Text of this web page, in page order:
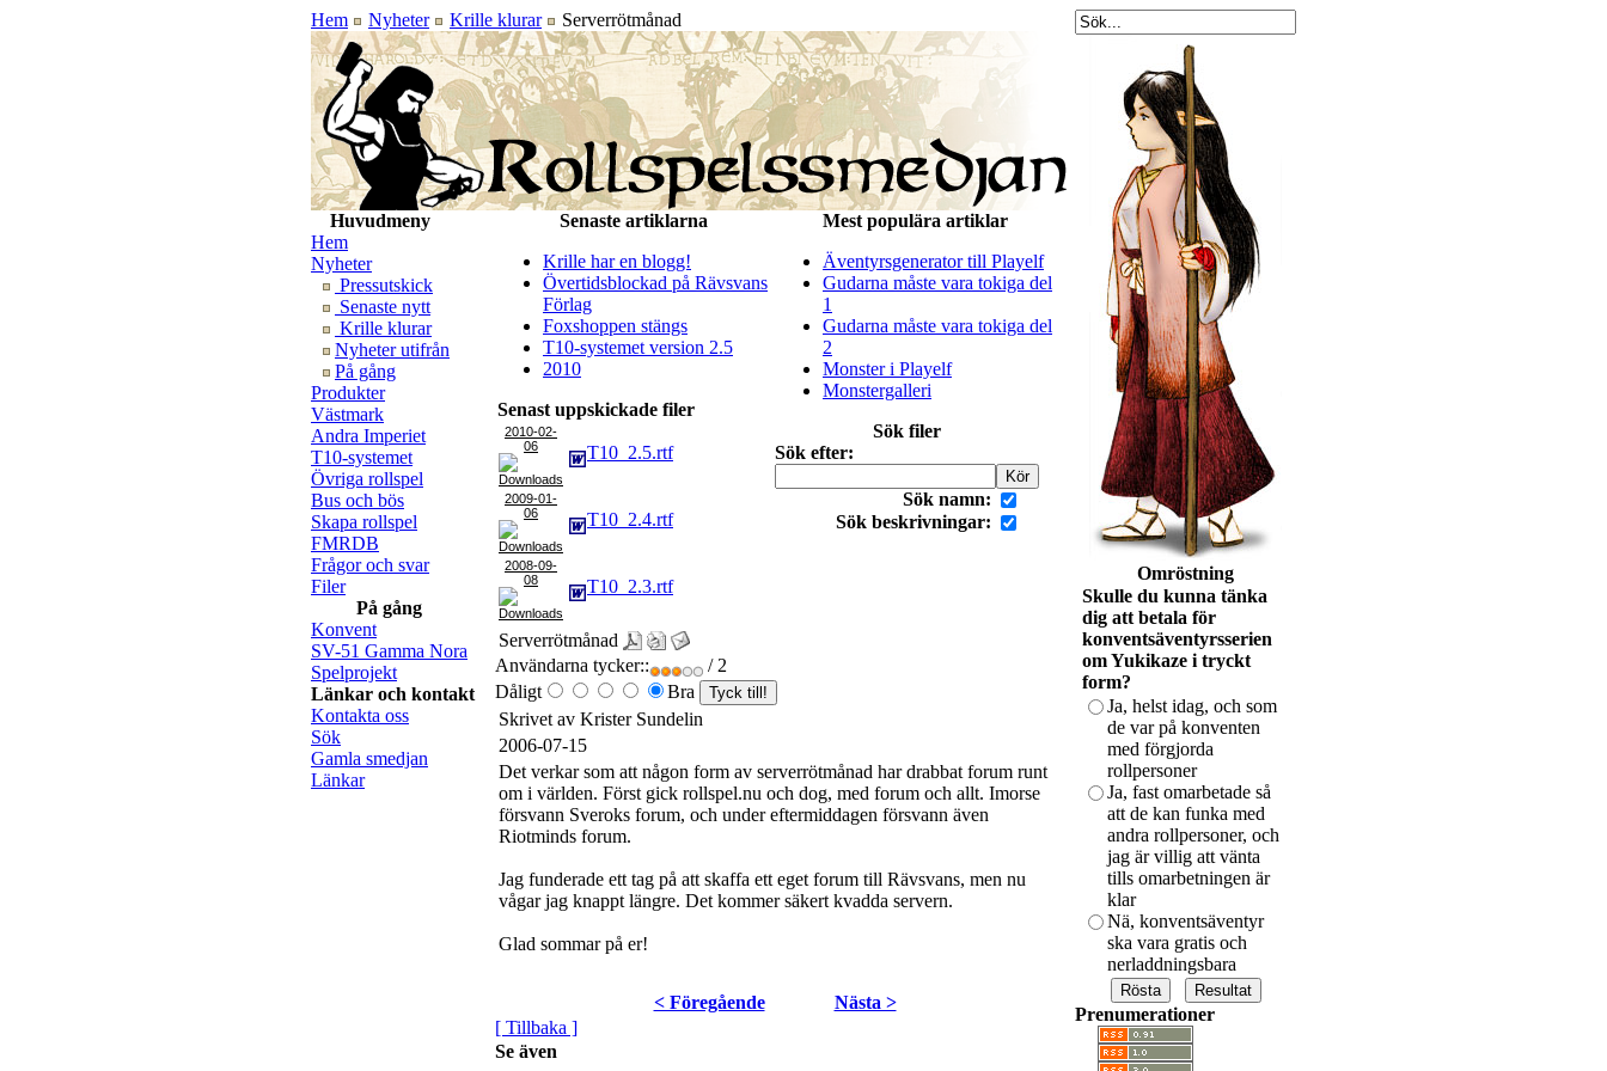
Hem Nyheter Krille klurar Serverrötmånad
Huvudmeny
Hem
Nyheter
Pressutskick
Senaste nytt
Krille klurar
Nyheter utifrån
På gång
Produkter
Västmark
Andra Imperiet
T10-systemet
Övriga rollspel
Bus och bös
Skapa rollspel
FMRDB
Frågor och svar
Filer
På gång
Konvent
SV-51 Gamma Nora
Spelprojekt
Länkar och kontakt
Kontakta oss
Sök
Gamla smedjan
Länkar
Senaste artiklarna
Krille har en blogg!
Övertidsblockad på Rävsvans
Förlag
Foxshoppen stängs
T10-systemet version 2.5
2010
Senast uppskickade filer
2010-02-
06
T10_2.5.rtf
2009-01-
06
T10_2.4.rtf
2008-09-
08
T10_2.3.rtf
Mest populära artiklar
Äventyrsgenerator till Playelf
Gudarna måste vara tokiga del
1
Gudarna måste vara tokiga del
2
Monster i Playelf
Monstergalleri
Sök filer
Sök efter:
Sök namn:
Sök beskrivningar:
Serverrötmånad
Användarna tycker::
/ 2
Dåligt
Bra
Skrivet av Krister Sundelin
2006-07-15
Det verkar som att någon form av serverrötmånad har drabbat forum runt
om i världen. Först gick rollspel.nu och dog, med forum och allt. Imorse
försvann Sveroks forum, och under eftermiddagen försvann även
Riotminds forum.
Jag funderade ett tag på att skaffa ett eget forum till Rävsvans, men nu
vågar jag knappt längre. Det kommer säkert kvadda servern.
Glad sommar på er!
< Föregående
Nästa >
[ Tillbaka ]
Se även
Omröstning
Skulle du kunna tänka
dig att betala för
konventsäventyrsserien
om Yukikaze i tryckt
form?
Ja, helst idag, och som
de var på konventen
med förgjorda
rollpersoner
Ja, fast omarbetade så
att de kan funka med
andra rollpersoner, och
jag är villig att vänta
tills omarbetningen är
klar
Nä, konventsäventyr
ska vara gratis och
nerladdningsbara
Prenumerationer